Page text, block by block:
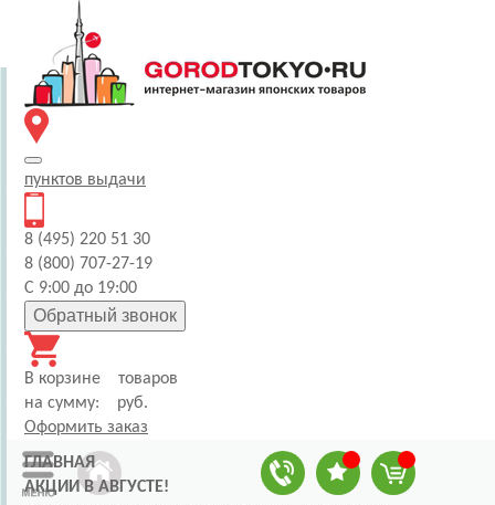
пунктов выдачи
8 (495) 220 51 30
8 (800) 707-27-19
С 9:00 до 19:00
Обратный звонок
В корзине
товаров
на сумму:
руб.
Оформить заказ
ГЛАВНАЯ
АКЦИИ В АВГУСТЕ!